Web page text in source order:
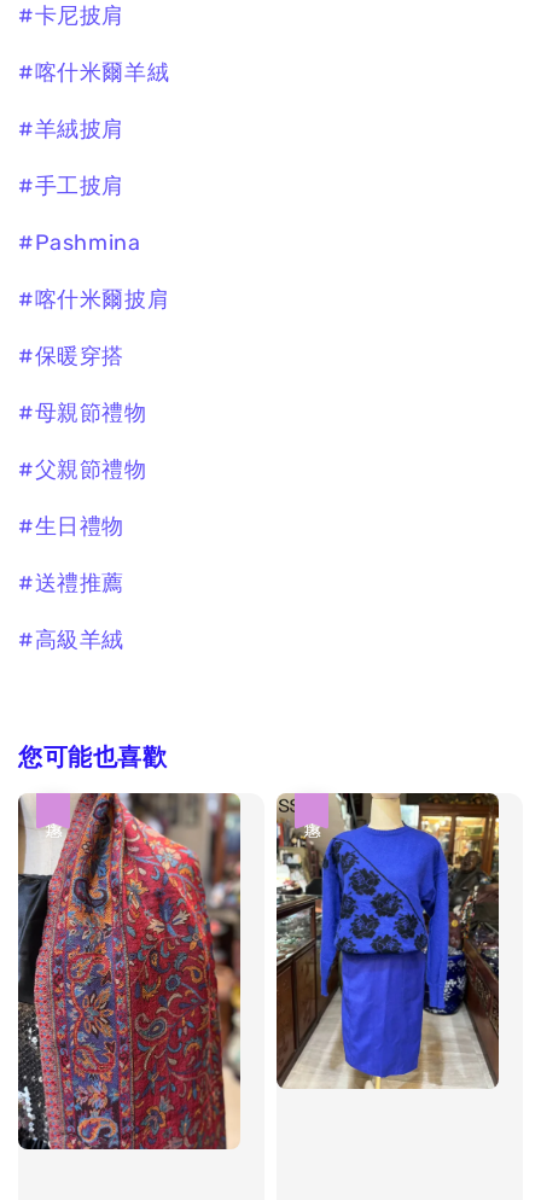
#卡尼披肩
#喀什米爾羊絨
#羊絨披肩
#手工披肩
#Pashmina
#喀什米爾披肩
#保暖穿搭
#母親節禮物
#父親節禮物
#生日禮物
#送禮推薦
#高級羊絨
您可能也喜歡